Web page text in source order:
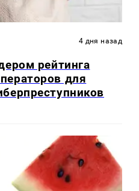
4 дня назад
рейтинга
для